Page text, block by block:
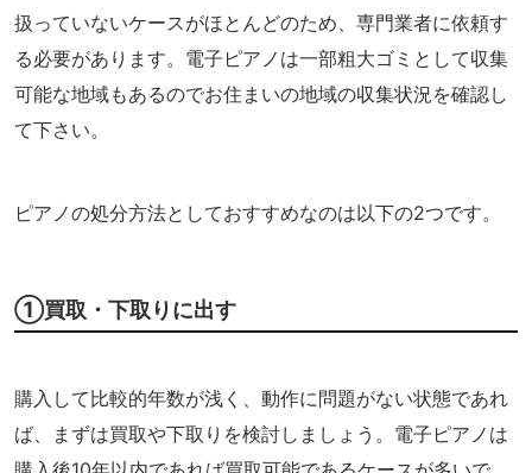
扱っていないケースがほとんどのため、専門業者に依頼す
る必要があります。電子ピアノは一部粗大ゴミとして収集
可能な地域もあるのでお住まいの地域の収集状況を確認し
て下さい。
ピアノの処分方法としておすすめなのは以下の2つです。
①買取・下取りに出す
購入して比較的年数が浅く、動作に問題がない状態であれ
ば、まずは買取や下取りを検討しましょう。電子ピアノは